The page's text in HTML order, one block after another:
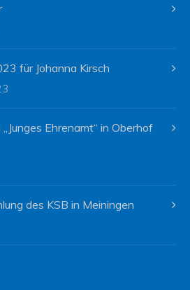
für Johanna Kirsch
Ehrenamt“ in Oberhof
des KSB in Meiningen